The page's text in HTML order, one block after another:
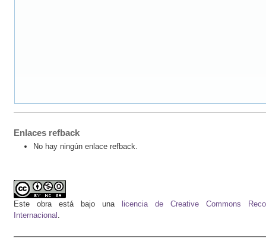
Enlaces refback
No hay ningún enlace refback.
Este obra está bajo una
licencia de Creative Commons
Internacional .